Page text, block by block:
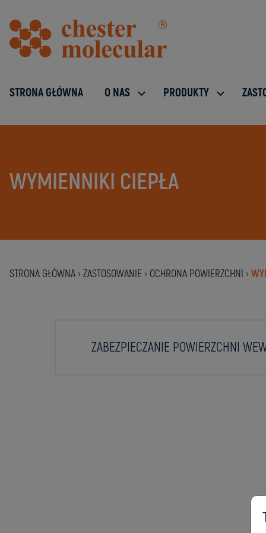
STRONA GŁÓWNA O NAS PRODUKTY
WYMIENNIKI CIEPŁA
STRONA GŁÓWNA › ZASTOSOWANIE › OCHRONA POWIERZCHNI ›
ZABEZPIECZANIE POWIERZCHNI